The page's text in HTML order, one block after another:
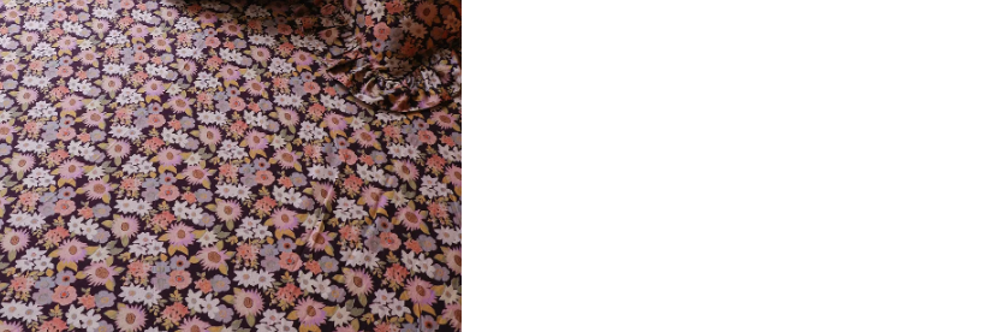
SIGN UP FOR OUR NEWSLETTER AND RECEIVE
10% off
your first order.
*
→